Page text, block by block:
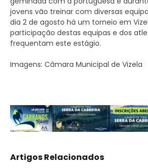
jovens vão treinar com diversas
dia 2 de agosto há um torneio em
participação destas equipas e dos
frequentam este estágio.
Imagens: Câmara Municipal de Vizela
Artigos Relacionados